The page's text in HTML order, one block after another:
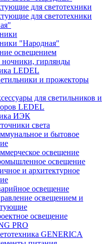
для светотехники
для светотехники
"Народная"
освещением
гирлянды
LEDEL
и прожекторы
для светильников и
LEDEL
ИЭК
света
и бытовое
освещение
освещение
и архитектурное
освещение
освещением и
освещение
PRO
GENERICA